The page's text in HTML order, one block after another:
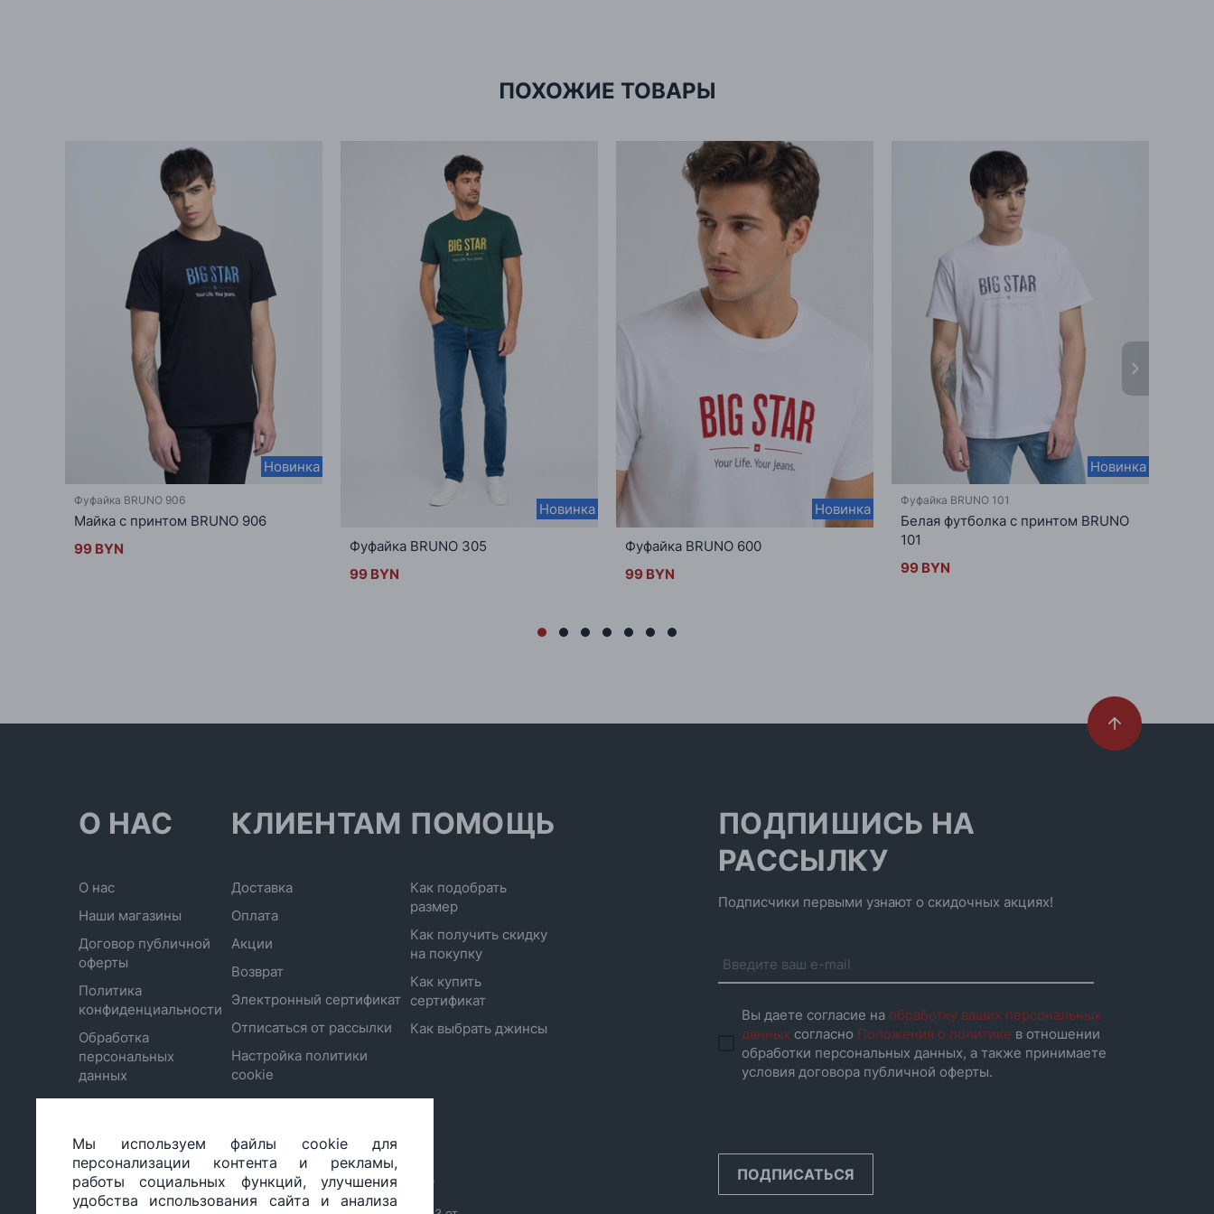
ПОХОЖИЕ ТОВАРЫ
Новинка
Фуфайка BRUNO 906
Майка с принтом BRUNO 906
99 BYN
Новинка
Фуфайка BRUNO 305
99 BYN
Новинка
Фуфайка BRUNO 600
99 BYN
Новинка
Фуфайка BRUNO 101
Белая футболка с принтом BRUNO
101
99 BYN
О НАС
О нас
Наши магазины
Договор публичной
оферты
Политика
конфиденциальности
Обработка
персональных
данных
КЛИЕНТАМ
Доставка
Оплата
Акции
Возврат
Электронный сертификат
Отписаться от рассылки
Настройка политики
cookie
ПОМОЩЬ
Как подобрать
размер
Как получить скидку
на покупку
Как купить
сертификат
Как выбрать джинсы
ООО «БИГ СТАР», УНП 490986593
Юридический адрес: 220035, Республика Беларусь, г.Минск,
ул.Тимирязева 65Б, оф.1107Б
ПОДПИШИСЬ НА
РАССЫЛКУ
Подписчики первыми узнают о скидочных акциях!
Вы даете согласие на обработку ваших персональных
данных согласно Положения о политике в отношении
обработки персональных данных, а также принимаете
условия договора публичной оферты.
ПОДПИСАТЬСЯ
Мы используем файлы cookie для
персонализации контента и рекламы,
работы социальных функций, улучшения
удобства использования сайта и анализа